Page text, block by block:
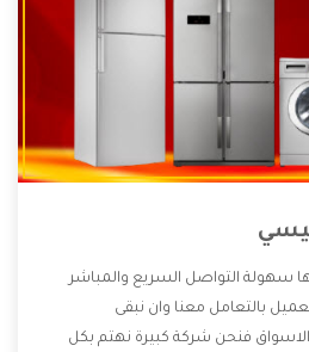
سهولة التواصل السريع والمباشر
بالتعامل معنا وان نبقى
فنحن شركة كبيرة نهتم بكل